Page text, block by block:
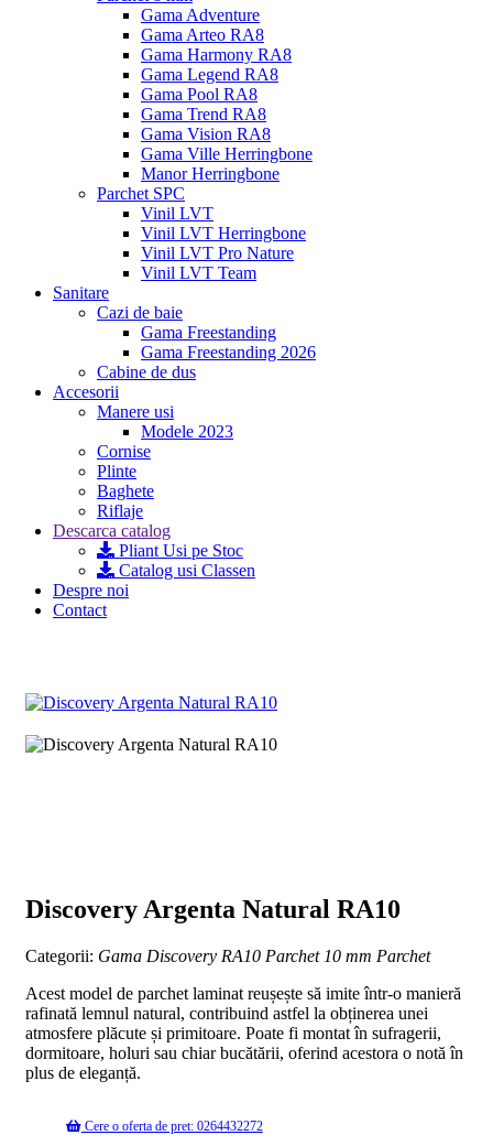
Gama Adventure
Gama Arteo RA8
Gama Harmony RA8
Gama Legend RA8
Gama Pool RA8
Gama Trend RA8
Gama Vision RA8
Gama Ville Herringbone
Manor Herringbone
Parchet SPC
Vinil LVT
Vinil LVT Herringbone
Vinil LVT Pro Nature
Vinil LVT Team
Sanitare
Cazi de baie
Gama Freestanding
Gama Freestanding 2026
Cabine de dus
Accesorii
Manere usi
Modele 2023
Cornise
Plinte
Baghete
Riflaje
Descarca catalog
Pliant Usi pe Stoc
Catalog usi Classen
Despre noi
Contact
Discovery Argenta Natural RA10
Categorii: Gama Discovery RA10 Parchet 10 mm Parchet
Acest model de parchet laminat reușește să imite într-o manieră
rafinată lemnul natural, contribuind astfel la obținerea unei
atmosfere plăcute și primitoare. Poate fi montat în sufragerii,
dormitoare, holuri sau chiar bucătării, oferind acestora o notă în
plus de eleganță.
Cere o oferta de pret: 0264432272